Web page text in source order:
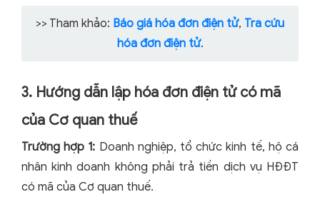
>> Tham khảo: Báo giá hóa đơn điện tử, Tra cứu
hóa đơn điện tử.
3. Hướng dẫn lập hóa đơn điện tử có mã
của Cơ quan thuế
Trường hợp 1: Doanh nghiệp, tổ chức kinh tế, hộ cá
nhân kinh doanh không phải trả tiền dịch vụ HĐĐT
có mã của Cơ quan thuế.